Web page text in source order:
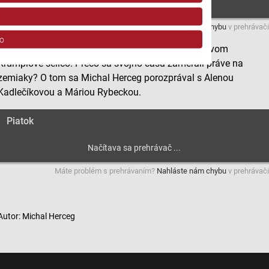
Máte problém s prehrávaním?Nahláste nám chybu v
Budmericiach už roky pripravujú podujatie s názvom
šeličo. Prečo sa svojho času zamerali práve na
O tom sa Michal Herceg porozprával s Alenou
a Máriou Rybeckou.
Piatok
Máte problém s prehrávaním? Nahláste nám chybu v
Michal Herceg